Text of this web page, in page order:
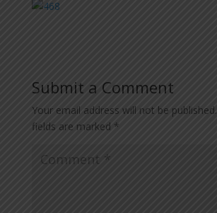
Submit a Comment
Your email address will not be published.
fields are marked *